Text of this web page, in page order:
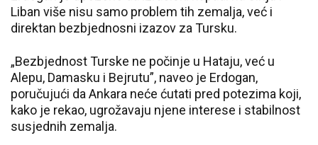
Liban više nisu samo problem tih zemalja, već i
direktan bezbjednosni izazov za Tursku.
„Bezbjednost Turske ne počinje u Hataju, već u
Alepu, Damasku i Bejrutu”, naveo je Erdogan,
poručujući da Ankara neće ćutati pred potezima koji,
kako je rekao, ugrožavaju njene interese i stabilnost
susjednih zemalja.